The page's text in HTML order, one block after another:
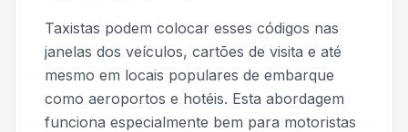
Taxistas podem colocar esses códigos nas
janelas dos veículos, cartões de visita e até
mesmo em locais populares de embarque
como aeroportos e hotéis. Esta abordagem
funciona especialmente bem para motoristas